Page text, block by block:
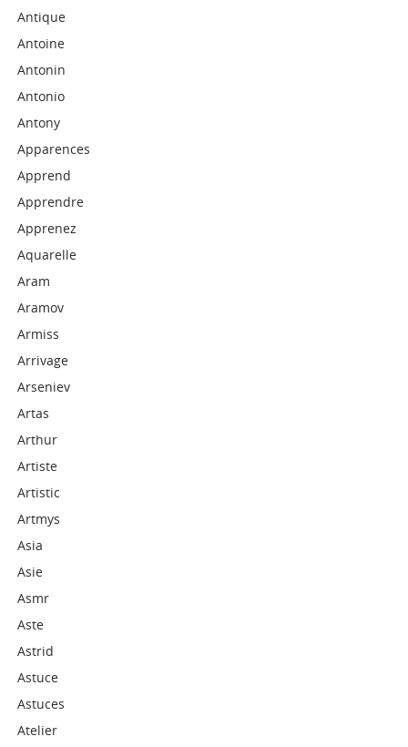
Antique
Antoine
Antonin
Antonio
Antony
Apparences
Apprend
Apprendre
Apprenez
Aquarelle
Aram
Aramov
Armiss
Arrivage
Arseniev
Artas
Arthur
Artiste
Artistic
Artmys
Asia
Asie
Asmr
Aste
Astrid
Astuce
Astuces
Atelier